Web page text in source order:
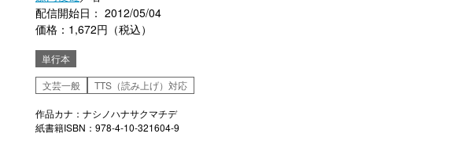
配信開始日： 2012/05/04
価格：1,672円（税込）
単行本
文芸一般
TTS（読み上げ）対応
作品カナ：ナシノハナサクマチデ
紙書籍ISBN：978-4-10-321604-9